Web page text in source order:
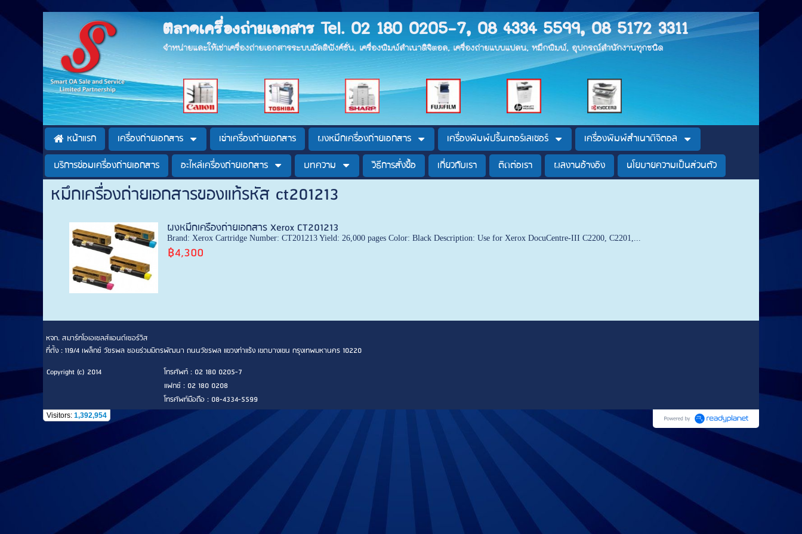
ตลาดเครื่องถ่ายเอกสาร Tel. 02 180 0205-7, 08 4334 5599, 08 5172 3311
จำหน่ายและให้เช่าเครื่องถ่ายเอกสารระบบมัลติฟังค์ชั่น, เครื่องพิมพ์สำเนาดิจิตอล, เครื่องถ่ายแบบแปลน, หมึกพิมพ์, อุปกรณ์สำนักงานทุกชนิด
หน้าแรก เครื่องถ่ายเอกสาร เช่าเครื่องถ่ายเอกสาร ผงหมึกเครื่องถ่ายเอกสาร เครื่องพิมพ์ปริ้นเตอร์เลเซอร์
เครื่องพิมพ์สำเนาดิจิตอล
บริการซ่อมเครื่องถ่ายเอกสาร
อะไหล่เครื่องถ่ายเอกสาร บทความ วิธีการสั่งซื้อ เกี่ยวกับเรา ติดต่อเรา ผลงานอ้างอิง นโยบายความเป็นส่วนตัว
หมึกเครื่องถ่ายเอกสารของแท้รหัส ct201213
ผงหมึกเครื่องถ่ายเอกสาร Xerox CT201213
Brand: Xerox Cartridge Number: CT201213 Yield: 26,000 pages Color: Black Description: Use for Xerox DocuCentre-III C2200, C2201,...
฿4,300
หจก. สมาร์ทโอเอเซลส์แอนด์เซอร์วิส
ที่ตั้ง : 119/4 เพล็กซ์ วัชรพล ซอยร่วมมิตรพัฒนา ถนนวัชรพล แขวงท่าแร้ง เขตบางเขน กรุงเทพมหานคร 10220
Copyright (c) 2014
โทรศัพท์ : 02 180 0205-7
แฟกซ์ : 02 180 0208
โทรศัพท์มือถือ : 08-4334-5599
Visitors: 1,392,954